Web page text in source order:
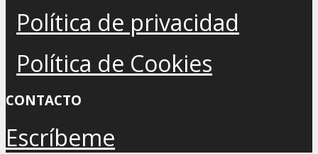
Política de privacidad
Política de Cookies
CONTACTO
Escríbeme